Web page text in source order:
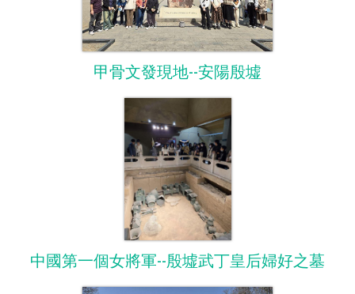
甲骨文發現地--安陽殷墟
中國第一個女將軍--殷墟武丁皇后婦好之墓